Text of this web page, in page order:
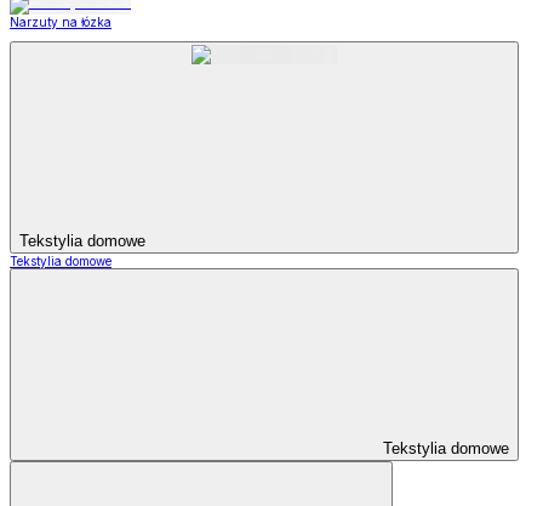
Narzuty na łózka
Tekstylia domowe
Tekstylia domowe
Tekstylia domowe